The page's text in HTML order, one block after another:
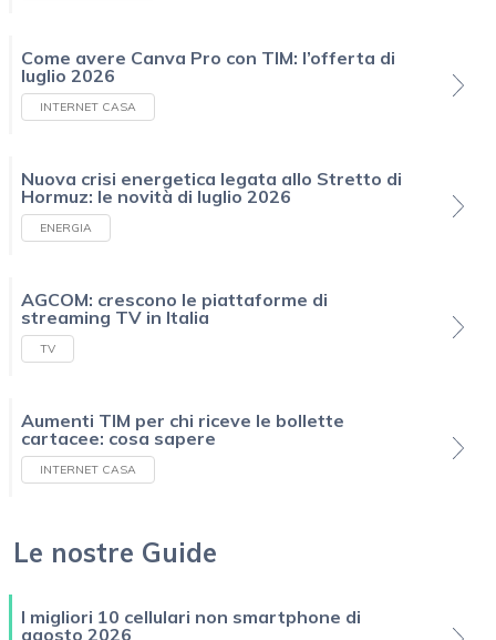
Come avere Canva Pro con TIM: l’offerta di
luglio 2026
INTERNET CASA
Nuova crisi energetica legata allo Stretto di
Hormuz: le novità di luglio 2026
ENERGIA
AGCOM: crescono le piattaforme di
streaming TV in Italia
TV
Aumenti TIM per chi riceve le bollette
cartacee: cosa sapere
INTERNET CASA
Le nostre Guide
I migliori 10 cellulari non smartphone di
agosto 2026